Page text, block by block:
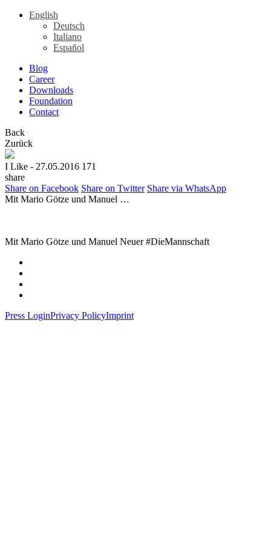
English
Deutsch
Italiano
Español
Blog
Career
Downloads
Foundation
Contact
Back
Zurück
I Like - 27.05.2016 171
share
Share on Facebook Share on Twitter Share via WhatsApp
Mit Mario Götze und Manuel …
Mit Mario Götze und Manuel Neuer #DieMannschaft
Press LoginPrivacy PolicyImprint